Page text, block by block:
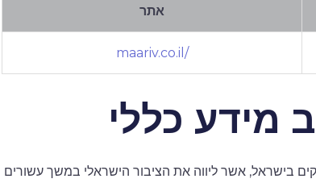
אתר
maariv.co.il/
מידע כללי
בישראל, אשר ליווה את הציבור הישראלי במשך עשורים